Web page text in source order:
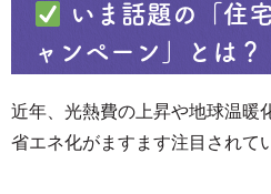
いま話題の「住
ャンペーン」とは？
近年、光熱費の上昇や地球温暖
省エネ化がますます注目されて